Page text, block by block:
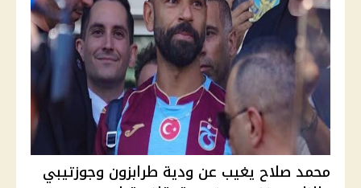
محمد صلاح يغيب عن ودية طرابزون وجوزتيبي